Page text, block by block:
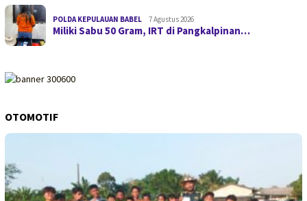
POLDA KEPULAUAN BABEL 7 Agustus 2026
Miliki Sabu 50 Gram, IRT di Pangkalpinan…
OTOMOTIF